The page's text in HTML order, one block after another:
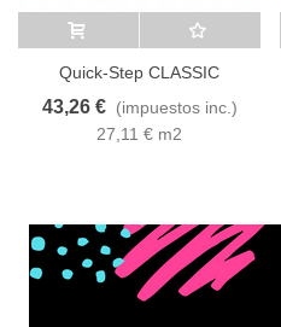
Añadir al carrito A lista de deseos
Quick-Step CLASSIC
CLM1405 ROBLE VIEJO
GRIS CLARO
43,26 € (impuestos inc.)
27,11 € m2